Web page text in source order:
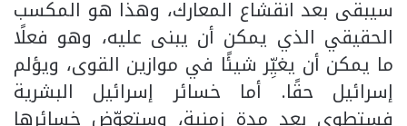
سيبقى بعد انقشاع المعارك، وهذا هو المكسب
الحقيقي الذي يمكن أن يبنى عليه، وهو فعلًا
ما يمكن أن يغيِّر شيئًا في موازين القوى، ويؤلم
إسرائيل حقًا. أما خسائر إسرائيل البشرية
فستطوى بعد مدة زمنية، وستعوِّض خسائرها